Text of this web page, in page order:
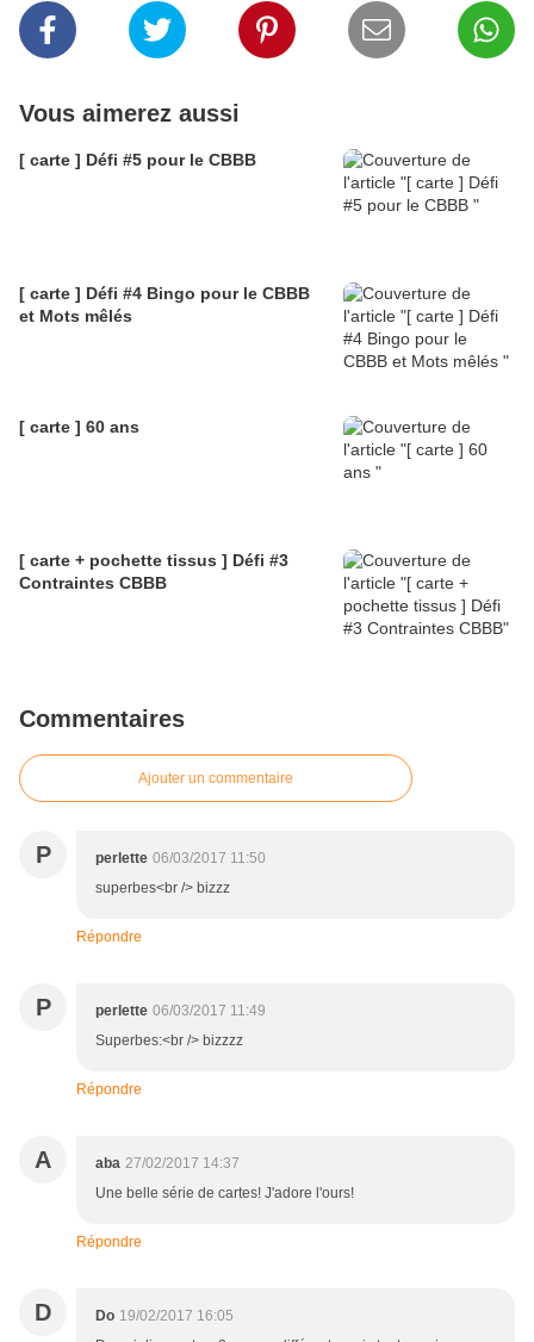
Vous aimerez aussi
[ carte ] Défi #5 pour le CBBB
[ carte ] Défi #4 Bingo pour le CBBB
et Mots mêlés
[ carte ] 60 ans
[ carte + pochette tissus ] Défi #3
Contraintes CBBB
Commentaires
Ajouter un commentaire
P perlette 06/03/2017 11:50
superbes<br /> bizzz
Répondre
P perlette 06/03/2017 11:49
Superbes:<br /> bizzzz
Répondre
A aba 27/02/2017 14:37
Une belle série de cartes! J'adore l'ours!
Répondre
D Do 19/02/2017 16:05